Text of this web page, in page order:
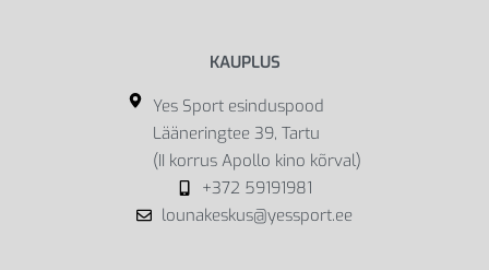
KAUPLUS
Yes Sport esinduspood
Lääneringtee 39, Tartu
(II korrus Apollo kino kõrval)
+372 59191981
lounakeskus@yessport.ee